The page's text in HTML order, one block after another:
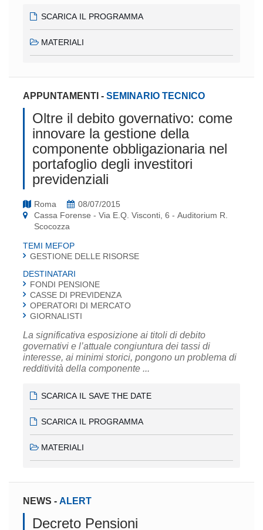
SCARICA IL PROGRAMMA
MATERIALI
APPUNTAMENTI - SEMINARIO TECNICO
Oltre il debito governativo: come
innovare la gestione della
componente obbligazionaria nel
portafoglio degli investitori
previdenziali
Roma
08/07/2015
Cassa Forense - Via E.Q. Visconti, 6 - Auditorium R.
Scocozza
TEMI MEFOP
GESTIONE DELLE RISORSE
DESTINATARI
FONDI PENSIONE
CASSE DI PREVIDENZA
OPERATORI DI MERCATO
GIORNALISTI
La significativa esposizione ai titoli di debito
governativi e l’attuale congiuntura dei tassi di
interesse, ai minimi storici, pongono un problema di
redditività della componente ...
SCARICA IL SAVE THE DATE
SCARICA IL PROGRAMMA
MATERIALI
NEWS - ALERT
Decreto Pensioni